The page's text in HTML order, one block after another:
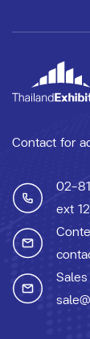
Contact for
02-
ext